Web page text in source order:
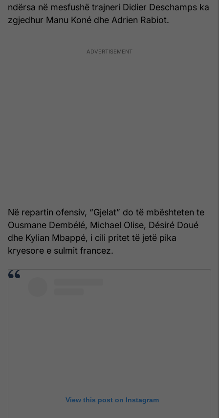
ndërsa në mesfushë trajneri Didier Deschamps ka
zgjedhur Manu Koné dhe Adrien Rabiot.
Në repartin ofensiv, “Gjelat” do të mbështeten te
Ousmane Dembélé, Michael Olise, Désiré Doué
dhe Kylian Mbappé, i cili pritet të jetë pika
kryesore e sulmit francez.
View this post on Instagram